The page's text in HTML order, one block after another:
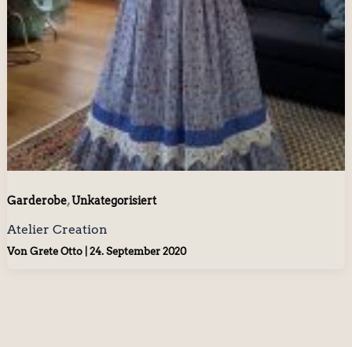
Garderobe,Unkategorisiert
Atelier Creation
Von Grete Otto 24. September 2020